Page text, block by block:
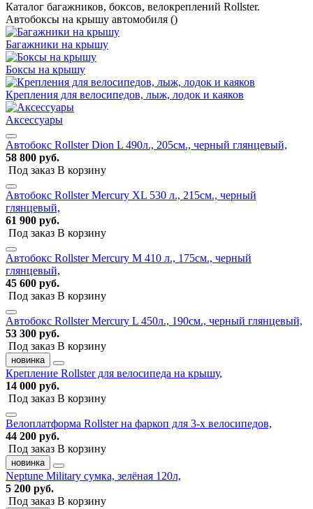
Каталог багажников, боксов, велокреплений Rollster.
Автобоксы на крышу автомобиля ()
Багажники на крышу
Боксы на крышу
Крепления для велосипедов, лыж, лодок и каяков
Аксессуары
Автобокс Rollster Dion L 490л., 205см., черный глянцевый,
58 800 руб.
Под заказ В корзину
Автобокс Rollster Mercury XL 530 л., 215см., черный
глянцевый,
61 900 руб.
Под заказ В корзину
Автобокс Rollster Mercury M 410 л., 175см., черный
глянцевый,
45 600 руб.
Под заказ В корзину
Автобокс Rollster Mercury L 450л., 190см., черный глянцевый,
53 300 руб.
Под заказ В корзину
новинка
Крепление Rollster для велосипеда на крышу,
14 000 руб.
Под заказ В корзину
Велоплатформа Rollster на фаркоп для 3-х велосипедов,
44 200 руб.
Под заказ В корзину
новинка
Neptune Military сумка, зелёная 120л,
5 200 руб.
Под заказ В корзину